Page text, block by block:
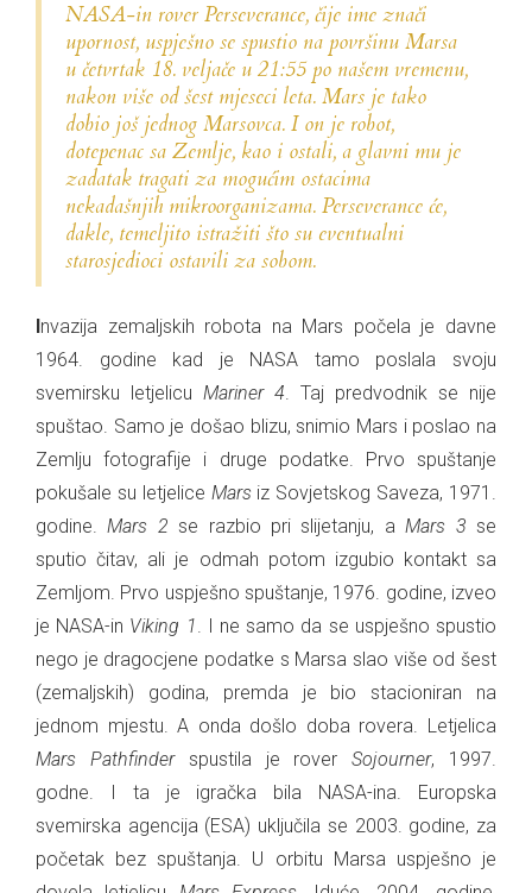
NASA-in rover Perseverance, čije ime znači
upornost, uspješno se spustio na površinu Marsa
u četvrtak 18. veljače u 21:55 po našem vremenu,
nakon više od šest mjeseci leta. Mars je tako
dobio još jednog Marsovca. I on je robot,
dotepenac sa Zemlje, kao i ostali, a glavni mu je
zadatak tragati za mogućim ostacima
nekadašnjih mikroorganizama. Perseverance će,
dakle, temeljito istražiti što su eventualni
starosjedioci ostavili za sobom.
Invazija zemaljskih robota na Mars počela je davne
1964. godine kad je NASA tamo poslala svoju
svemirsku letjelicu Mariner 4. Taj predvodnik se nije
spuštao. Samo je došao blizu, snimio Mars i poslao na
Zemlju fotografije i druge podatke. Prvo spuštanje
pokušale su letjelice Mars iz Sovjetskog Saveza, 1971.
godine.Mars 2 se razbio pri slijetanju, aMars 3 se
sputio čitav, ali je odmah potom izgubio kontakt sa
Zemljom. Prvo uspješno spuštanje, 1976. godine, izveo
je NASA-in Viking 1. I ne samo da se uspješno spustio
nego je dragocjene podatke s Marsa slao više od šest
(zemaljskih) godina, premda je bio stacioniran na
jednom mjestu. A onda došlo doba rovera. Letjelica
Mars Pathfinderspustila je roverSojourner, 1997.
godne. I ta je igračka bila NASA-ina. Europska
svemirska agencija (ESA) uključila se 2003. godine, za
početak bez spuštanja. U orbitu Marsa uspješno je